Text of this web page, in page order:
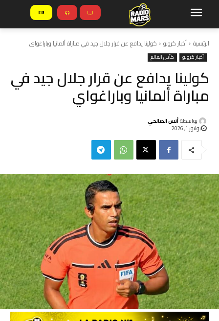
FR
الرئيسية أخبار كرونو كولينا يدافع عن قرار جلال جيد في مباراة ألمانيا وباراغواي
أخبار كرونو كأس العالم
كولينا يدافع عن قرار جلال جيد في
مباراة ألمانيا وباراغواي
بواسطةأنس الصالحي
يوليوز 1, 2026